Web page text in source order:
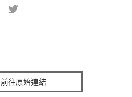
前往原始連結